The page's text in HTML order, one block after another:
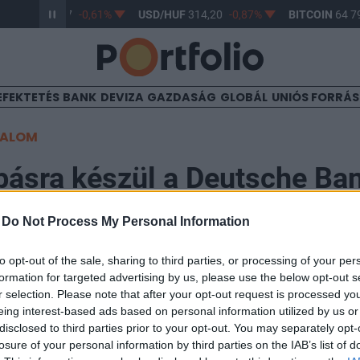
Do Not Process My Personal Information
opt-out of the sale, sharing to third parties, or processing of your
for targeted advertising by us, please use the below opt-out
selection. Please note that after your opt-out request is processed
interest-based ads based on personal information utilized by us
to third parties prior to your opt-out. You may separately
of your personal information by third parties on the IAB’s list of
363,17 -0,61% USD/HUF314,20 -0,87% BITCOIN64
BANK DEVIZA GAZDASÁG GLOBÁL UNIÓS
készül a Deutsche
nyilvánosságra hozni a Deutsche Bank újabb
eredményeit, amelyek a Postbank nevű lakossági
- írja a The Wall Street Journal.